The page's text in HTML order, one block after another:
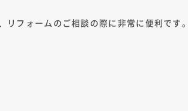
フォームのご相談の際に非常に便利です。